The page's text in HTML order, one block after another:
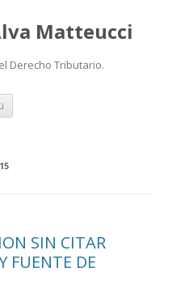
Matteucci
Derecho Tributario.
Ir
contenido
SIN CITAR
FUENTE DE